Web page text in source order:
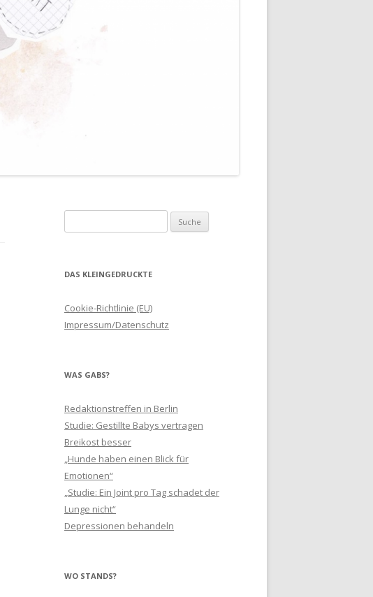
nach:
DAS KLEINGEDRUCKTE
Cookie-Richtlinie (EU)
Impressum/Datenschutz
WAS GABS?
Redaktionstreffen in Berlin
Studie: Gestillte Babys vertragen
Breikost besser
„Hunde haben einen Blick für
Emotionen“
„Studie: Ein Joint pro Tag schadet der
Lunge nicht“
Depressionen behandeln
WO STANDS?